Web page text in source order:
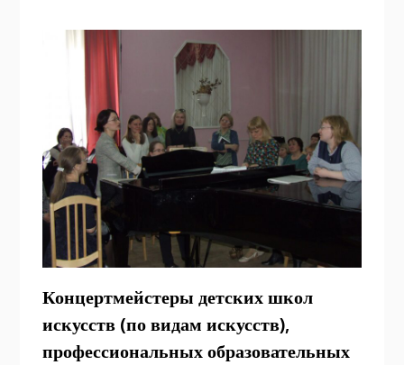
Концертмейстеры детских школ
искусств (по видам искусств),
профессиональных образовательных